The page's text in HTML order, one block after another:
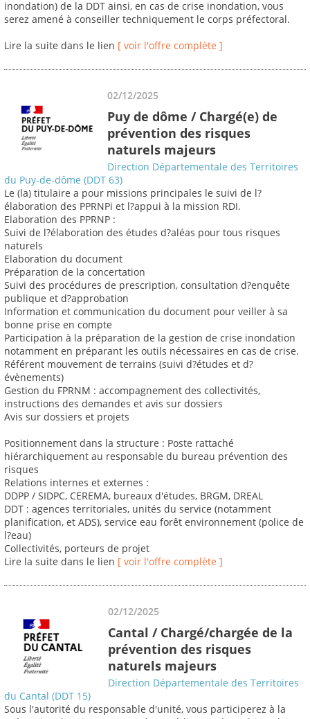
inondation) de la DDT ainsi, en cas de crise inondation, vous
serez amené à conseiller techniquement le corps préfectoral.
Lire la suite dans le lien [ voir l'offre complète ]
02/12/2025
Puy de dôme / Chargé(e) de
prévention des risques
naturels majeurs
Direction Départementale des Territoires
du Puy-de-dôme (DDT 63)
Le (la) titulaire a pour missions principales le suivi de l?
élaboration des PPRNPi et l?appui à la mission RDI.
Elaboration des PPRNP :
Suivi de l?élaboration des études d?aléas pour tous risques
naturels
Elaboration du document
Préparation de la concertation
Suivi des procédures de prescription, consultation d?enquête
publique et d?approbation
Information et communication du document pour veiller à sa
bonne prise en compte
Participation à la préparation de la gestion de crise inondation
notamment en préparant les outils nécessaires en cas de crise.
Référent mouvement de terrains (suivi d?études et d?
évènements)
Gestion du FPRNM : accompagnement des collectivités,
instructions des demandes et avis sur dossiers
Avis sur dossiers et projets
Positionnement dans la structure : Poste rattaché
hiérarchiquement au responsable du bureau prévention des
risques
Relations internes et externes :
DDPP / SIDPC, CEREMA, bureaux d'études, BRGM, DREAL
DDT : agences territoriales, unités du service (notamment
planification, et ADS), service eau forêt environnement (police de
l?eau)
Collectivités, porteurs de projet
Lire la suite dans le lien [ voir l'offre complète ]
02/12/2025
Cantal / Chargé/chargée de la
prévention des risques
naturels majeurs
Direction Départementale des Territoires
du Cantal (DDT 15)
Sous l'autorité du responsable d'unité, vous participerez à la